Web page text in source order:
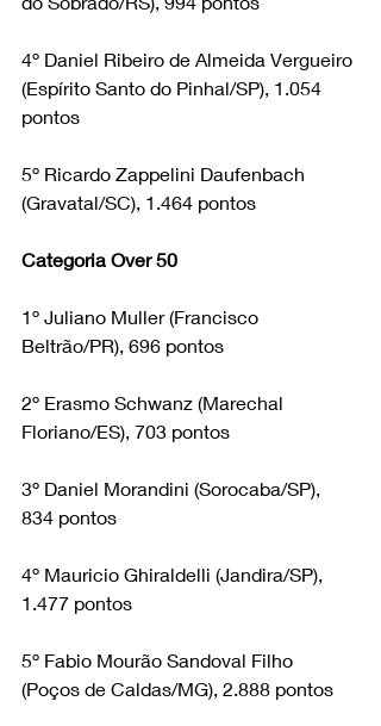
4º Daniel Ribeiro de Almeida Vergueiro
(Espírito Santo do Pinhal/SP), 1.054
pontos
5º Ricardo Zappelini Daufenbach
(Gravatal/SC), 1.464 pontos
Categoria Over 50
1º Juliano Muller (Francisco
Beltrão/PR), 696 pontos
2º Erasmo Schwanz (Marechal
Floriano/ES), 703 pontos
3º Daniel Morandini (Sorocaba/SP),
834 pontos
4º Mauricio Ghiraldelli (Jandira/SP),
1.477 pontos
5º Fabio Mourão Sandoval Filho
(Poços de Caldas/MG), 2.888 pontos